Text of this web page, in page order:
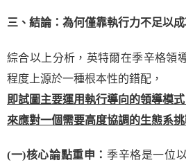
三、結論：為何僅靠執行力不足以
綜合以上分析，英特爾在季辛格領
程度上源於一種根本性的錯配，
即試圖主要運用執行導向的領導模式
來應對一個需要高度協調的生態系挑
(一)核心論點重申： 季辛格是一位